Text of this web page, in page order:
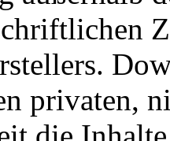
privaten,